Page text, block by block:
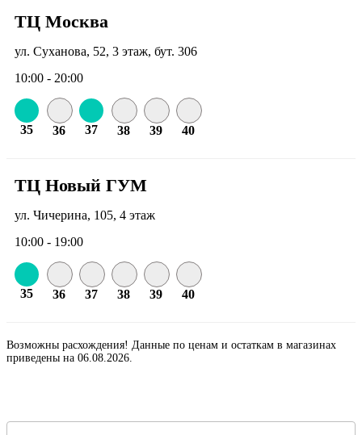
ТЦ Москва
ул. Суханова, 52, 3 этаж, бут. 306
10:00 - 20:00
35 36 37 38 39 40
ТЦ Новый ГУМ
ул. Чичерина, 105, 4 этаж
10:00 - 19:00
35 36 37 38 39 40
Возможны расхождения! Данные по ценам и остаткам в магазинах
приведены на 06.08.2026.